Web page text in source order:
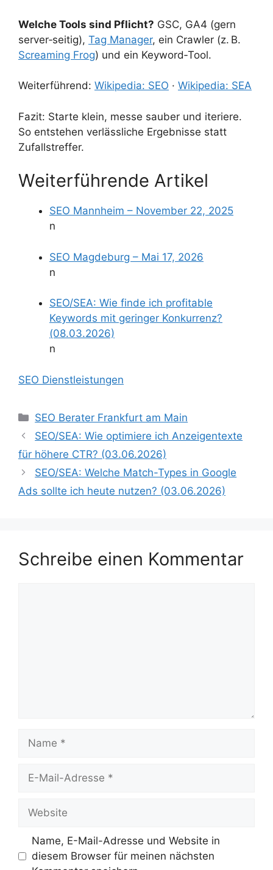
Welche Tools sind Pflicht? GSC, GA4 (gern
server‑seitig), Tag Manager, ein Crawler (z. B.
Screaming Frog) und ein Keyword‑Tool.
Weiterführend: Wikipedia: SEO · Wikipedia: SEA
Fazit: Starte klein, messe sauber und iteriere.
So entstehen verlässliche Ergebnisse statt
Zufallstreffer.
Weiterführende Artikel
SEO Mannheim – November 22, 2025
n
SEO Magdeburg – Mai 17, 2026
n
SEO/SEA: Wie finde ich profitable
Keywords mit geringer Konkurrenz?
(08.03.2026)
n
SEO Dienstleistungen
Kategorien
SEO Berater Frankfurt am Main
SEO/SEA: Wie optimiere ich Anzeigentexte
für höhere CTR? (03.06.2026)
SEO/SEA: Welche Match-Types in Google
Ads sollte ich heute nutzen? (03.06.2026)
Schreibe einen Kommentar
Mail-
Name, E-Mail-Adresse und Website in
diesem Browser für meinen nächsten